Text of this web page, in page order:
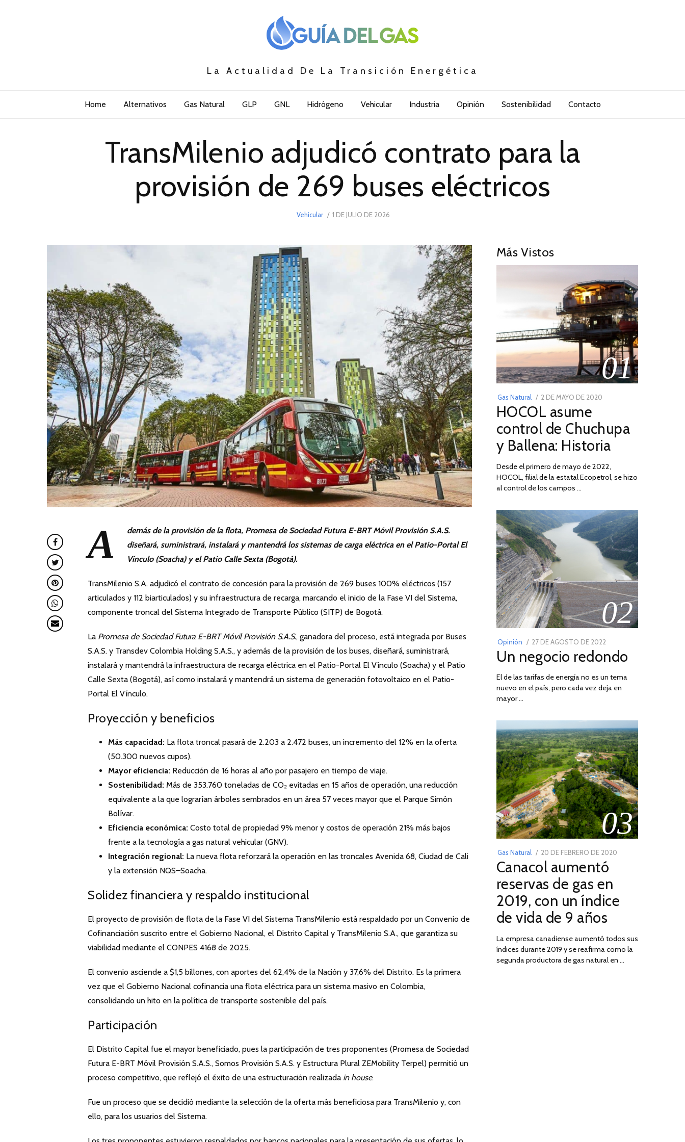
La Actualidad De La Transición Energética
Home Alternativos Gas Natural GLP GNL Hidrógeno Vehicular Industria Opinión Sostenibilidad Contacto
TransMilenio adjudicó contrato para la
provisión de 269 buses eléctricos
Vehicular
POSTED
1 DE JULIO DE 2026
A
demás de la provisión de la flota, Promesa de Sociedad Futura E-BRT Móvil Provisión S.A.S.
diseñará, suministrará, instalará y mantendrá los sistemas de carga eléctrica en el Patio-Portal El
Vínculo (Soacha) y el Patio Calle Sexta (Bogotá).
TransMilenio S.A. adjudicó el contrato de concesión para la provisión de 269 buses 100% eléctricos (157
articulados y 112 biarticulados) y su infraestructura de recarga, marcando el inicio de la Fase VI del Sistema,
componente troncal del Sistema Integrado de Transporte Público (SITP) de Bogotá.
La Promesa de Sociedad Futura E-BRT Móvil Provisión S.A.S., ganadora del proceso, está integrada por Buses
S.A.S. y Transdev Colombia Holding S.A.S., y además de la provisión de los buses, diseñará, suministrará,
instalará y mantendrá la infraestructura de recarga eléctrica en el Patio-Portal El Vínculo (Soacha) y el Patio
Calle Sexta (Bogotá), así como instalará y mantendrá un sistema de generación fotovoltaico en el Patio-
Portal El Vínculo.
Proyección y beneficios
Más capacidad: La flota troncal pasará de 2.203 a 2.472 buses, un incremento del 12% en la oferta
(50.300 nuevos cupos).
Mayor eficiencia: Reducción de 16 horas al año por pasajero en tiempo de viaje.
Sostenibilidad: Más de 353.760 toneladas de CO₂ evitadas en 15 años de operación, una reducción
equivalente a la que lograrían árboles sembrados en un área 57 veces mayor que el Parque Simón
Bolívar.
Eficiencia económica: Costo total de propiedad 9% menor y costos de operación 21% más bajos
frente a la tecnología a gas natural vehicular (GNV).
Integración regional: La nueva flota reforzará la operación en las troncales Avenida 68, Ciudad de Cali
y la extensión NQS–Soacha.
Solidez financiera y respaldo institucional
El proyecto de provisión de flota de la Fase VI del Sistema TransMilenio está respaldado por un Convenio de
Cofinanciación suscrito entre el Gobierno Nacional, el Distrito Capital y TransMilenio S.A., que garantiza su
viabilidad mediante el CONPES 4168 de 2025.
El convenio asciende a $1,5 billones, con aportes del 62,4% de la Nación y 37,6% del Distrito. Es la primera
vez que el Gobierno Nacional cofinancia una flota eléctrica para un sistema masivo en Colombia,
consolidando un hito en la política de transporte sostenible del país.
Participación
El Distrito Capital fue el mayor beneficiado, pues la participación de tres proponentes (Promesa de Sociedad
Futura E-BRT Móvil Provisión S.A.S., Somos Provisión S.A.S. y Estructura Plural ZEMobility Terpel) permitió un
proceso competitivo, que reflejó el éxito de una estructuración realizada in house.
Fue un proceso que se decidió mediante la selección de la oferta más beneficiosa para TransMilenio y, con
ello, para los usuarios del Sistema.
Más Vistos
01
Gas Natural
POSTED
ON
2 DE MAYO DE 2020
DE
2026
HOCOL asume
control de Chuchupa
y Ballena: Historia
Desde el primero de mayo de 2022,
HOCOL, filial de la estatal Ecopetrol, se hizo
al control de los campos …
02
Opinión
POSTED
ON
27 DE AGOSTO DE 2022
DE
DE
2022
Un negocio redondo
El de las tarifas de energía no es un tema
nuevo en el país, pero cada vez deja en
mayor …
03
Gas Natural
POSTED
ON
20 DE FEBRERO DE 2020
2025
Canacol aumentó
reservas de gas en
2019, con un índice
de vida de 9 años
La empresa canadiense aumentó todos sus
índices durante 2019 y se reafirma como la
segunda productora de gas natural en …